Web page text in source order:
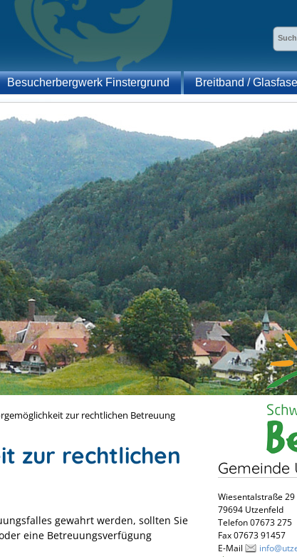
Besucherbergwerk Finstergrund
Breitband /
zur rechtlichen Betreuung
zur rechtlichen
gewahrt werden, sollten Sie
eine Betreuungsverfügung
Gemeinde
Wiesentalstraße 29
79694 Utzenfeld
Telefon 07673 275
Fax 07673 91457
E-Mail